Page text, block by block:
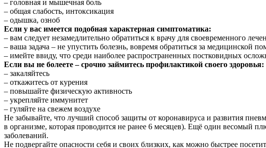
– головная и мышечная боль
– общая слабость, интоксикация
– одышка, озноб
Если у вас имеется подобная характерная симптоматика:
– вам следует незамедлительно обратиться к врачу для своевременного
– ваша задача – не упустить болезнь, вовремя обратиться за
– имейте ввиду, что среди наиболее распространенных постковидных
Если вы не болеете – срочно займитесь профилактикой своего здоровья:
– закаляйтесь
– откажитесь от курения
– повышайте физическую активность
– укрепляйте иммунитет
– гуляйте на свежем воздухе
Не забывайте, что лучший способ защиты от коронавируса и развития
в организме, которая проводится не ранее 6 месяцев). Ещё один весомый
заболеваний.
Не подвергайте опасности себя и своих близких, как можно быстрее